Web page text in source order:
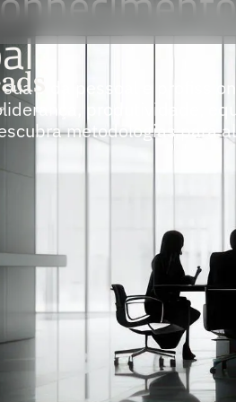
vida pessoal e
produtividade,
metodologias para